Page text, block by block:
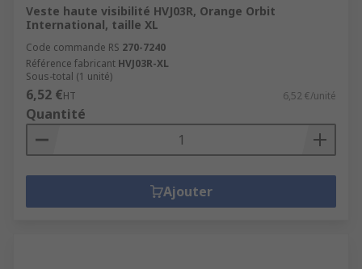
Veste haute visibilité HVJ03R, Orange Orbit
International, taille XL
Code commande RS 270-7240
Référence fabricant HVJ03R-XL
Sous-total (1 unité)
6,52 €HT 6,52 €/unité
Quantité
Ajouter